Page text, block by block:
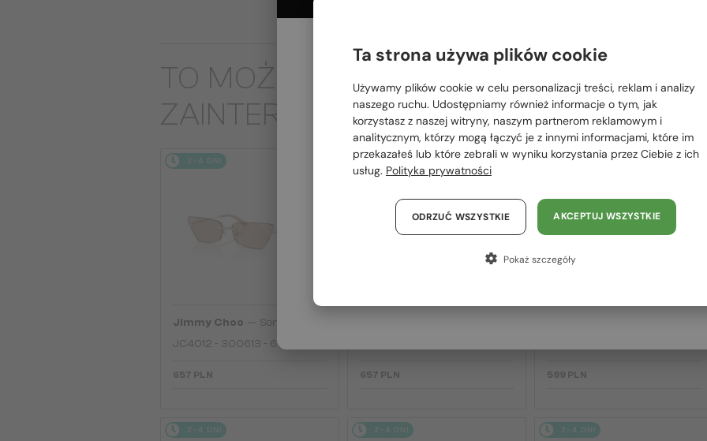
TO MOŻE CIĘ RÓWNIEŻ
ZAINTERESOWAĆ
2-4 DNI
Jimmy Choo
Sončna očala
JC4012 - 300613 - 60
657 PLN
2-4 DNI
657 PLN
2-4 DNI
599 PLN
2-4 DNI 2-4 DNI 2-4 DNI
Proszę wybierz z listy odpowiedni dla Ciebie kraj:
Polska / PL
România / RO
Magyarország / HU
Austria / AT
Francja / FR
Ta strona używa plików cookie
Używamy plików cookie w celu personalizacji treści, reklam i analizy
naszego ruchu. Udostępniamy również informacje o tym, jak
korzystasz z naszej witryny, naszym partnerom reklamowym i
analitycznym, którzy mogą łączyć je z innymi informacjami, które im
przekazałeś lub które zebrali w wyniku korzystania przez Ciebie z ich
usług. Polityka prywatności
AKCEPTUJ WSZYSTKIE
ODRZUĆ WSZYSTKIE
Pokaż szczegóły